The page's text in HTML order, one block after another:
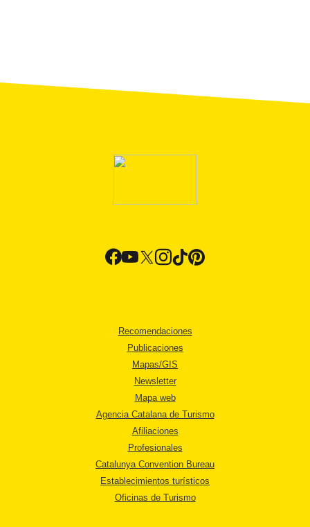
Recomendaciones
Publicaciones
Mapas/GIS
Newsletter
Mapa web
Agencia Catalana de Turismo
Afiliaciones
Profesionales
Catalunya Convention Bureau
Establecimientos turísticos
Oficinas de Turismo